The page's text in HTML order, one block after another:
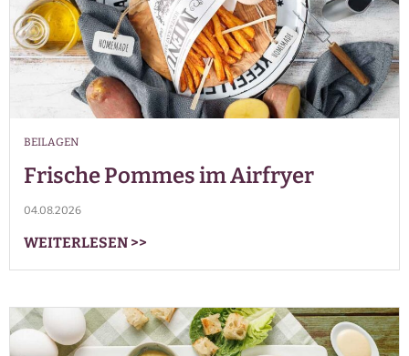
BEILAGEN
Frische Pommes im Airfryer
04.08.2026
WEITERLESEN >>